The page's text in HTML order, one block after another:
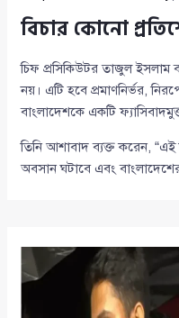
বিচার কোনো
চিফ প্রসিকিউটর তাজুল ইসলাম
নয়। এটি হবে প্রমাণনির্ভর,
বাংলাদেশকে একটি
তিনি আশাবাদ ব্যক্ত করেন, “এই
অবসান ঘটাবে এবং